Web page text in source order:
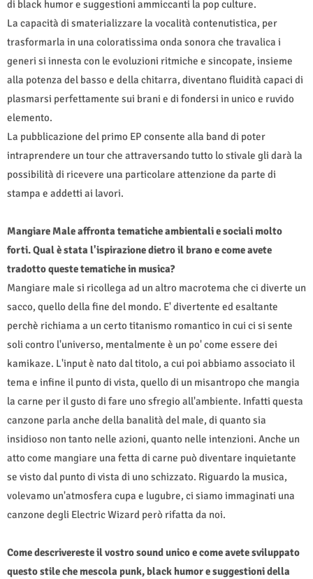
di black humor e suggestioni ammiccanti la pop culture.
La capacità di smaterializzare la vocalità contenutistica, per
trasformarla in una coloratissima onda sonora che travalica i
generi si innesta con le evoluzioni ritmiche e sincopate, insieme
alla potenza del basso e della chitarra, diventano fluidità capaci di
plasmarsi perfettamente sui brani e di fondersi in unico e ruvido
elemento.
La pubblicazione del primo EP consente alla band di poter
intraprendere un tour che attraversando tutto lo stivale gli darà la
possibilità di ricevere una particolare attenzione da parte di
stampa e addetti ai lavori.
Mangiare Male affronta tematiche ambientali e sociali molto
forti. Qual è stata l'ispirazione dietro il brano e come avete
tradotto queste tematiche in musica?
Mangiare male si ricollega ad un altro macrotema che ci diverte un
sacco, quello della fine del mondo. E' divertente ed esaltante
perchè richiama a un certo titanismo romantico in cui ci si sente
soli contro l'universo, mentalmente è un po' come essere dei
kamikaze. L'input è nato dal titolo, a cui poi abbiamo associato il
tema e infine il punto di vista, quello di un misantropo che mangia
la carne per il gusto di fare uno sfregio all'ambiente. Infatti questa
canzone parla anche della banalità del male, di quanto sia
insidioso non tanto nelle azioni, quanto nelle intenzioni. Anche un
atto come mangiare una fetta di carne può diventare inquietante
se visto dal punto di vista di uno schizzato. Riguardo la musica,
volevamo un'atmosfera cupa e lugubre, ci siamo immaginati una
canzone degli Electric Wizard però rifatta da noi.
Come descrivereste il vostro sound unico e come avete sviluppato
questo stile che mescola punk, black humor e suggestioni della